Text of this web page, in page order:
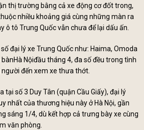
thị trường bằng cả xe động cơ đốt trong,
nhiều khoảng giá cùng những màn ra
ô tô Trung Quốc vẫn chưa để lại dấu ấn.
đại lý xe Trung Quốc như: Haima, Omoda
Nộiđầu tháng 4, đa số đều trong tình
đến xem xe thưa thớt.
số 3 Duy Tân (quận Cầu Giấy), đại lý
nhất của thương hiệu này ở Hà Nội, gần
sáng 1/4, dù kết hợp cả trưng bày xe cùng
văn phòng.